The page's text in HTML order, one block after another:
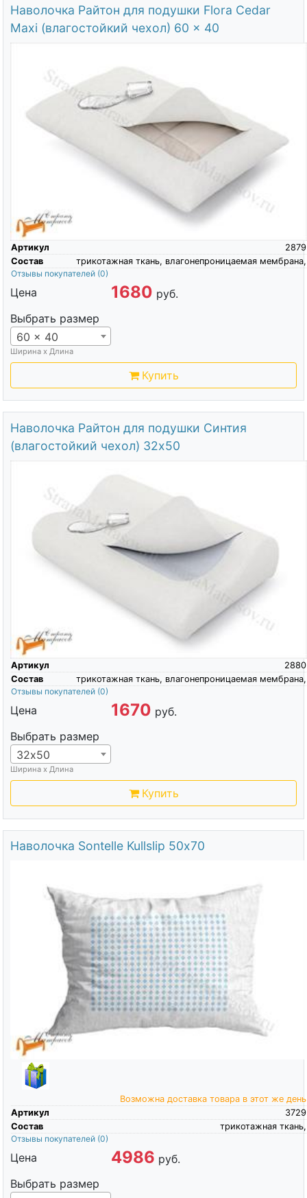
Наволочка Райтон для подушки Flora Cedar
Maxi (влагостойкий чехол) 60 x 40
Артикул
2879
Состав
трикотажная ткань, влагонепроницаемая мембрана,
Отзывы покупателей (0)
Цена 1680 руб.
Выбрать размер
60 x 40
Ширина х Длина
Купить
Наволочка Райтон для подушки Синтия
(влагостойкий чехол) 32х50
Артикул
2880
Состав
трикотажная ткань, влагонепроницаемая мембрана,
Отзывы покупателей (0)
Цена 1670 руб.
Выбрать размер
32х50
Ширина х Длина
Купить
Наволочка Sontelle Kullslip 50х70
Возможна доставка товара в этот же день
Артикул
3729
Состав
трикотажная ткань,
Отзывы покупателей (0)
Цена 4986 руб.
Выбрать размер